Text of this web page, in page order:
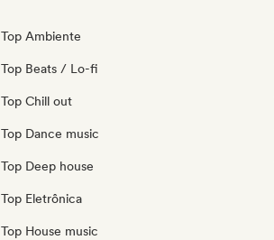
Top Ambiente
Top Beats / Lo-fi
Top Chill out
Top Dance music
Top Deep house
Top Eletrônica
Top House music